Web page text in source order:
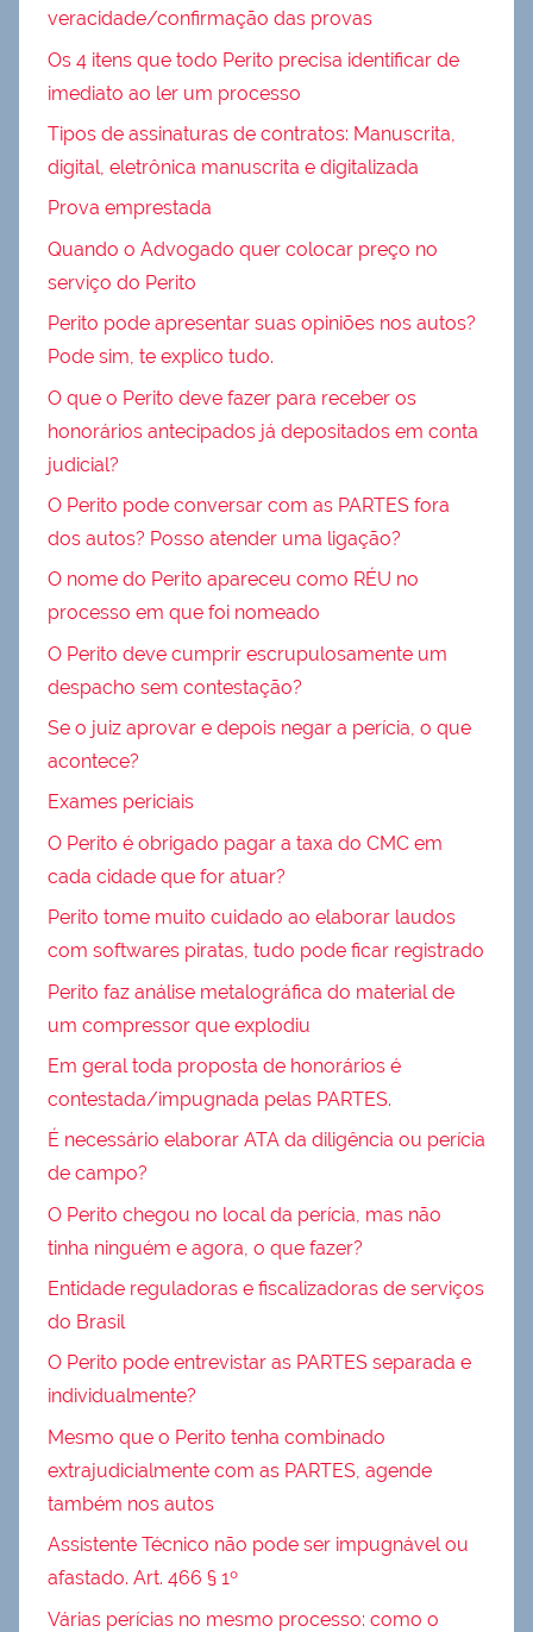
veracidade/confirmação das provas
Os 4 itens que todo Perito precisa identificar de
imediato ao ler um processo
Tipos de assinaturas de contratos: Manuscrita,
digital, eletrônica manuscrita e digitalizada
Prova emprestada
Quando o Advogado quer colocar preço no
serviço do Perito
Perito pode apresentar suas opiniões nos autos?
Pode sim, te explico tudo.
O que o Perito deve fazer para receber os
honorários antecipados já depositados em conta
judicial?
O Perito pode conversar com as PARTES fora
dos autos? Posso atender uma ligação?
O nome do Perito apareceu como RÉU no
processo em que foi nomeado
O Perito deve cumprir escrupulosamente um
despacho sem contestação?
Se o juiz aprovar e depois negar a perícia, o que
acontece?
Exames periciais
O Perito é obrigado pagar a taxa do CMC em
cada cidade que for atuar?
Perito tome muito cuidado ao elaborar laudos
com softwares piratas, tudo pode ficar registrado
Perito faz análise metalográfica do material de
um compressor que explodiu
Em geral toda proposta de honorários é
contestada/impugnada pelas PARTES.
É necessário elaborar ATA da diligência ou perícia
de campo?
O Perito chegou no local da perícia, mas não
tinha ninguém e agora, o que fazer?
Entidade reguladoras e fiscalizadoras de serviços
do Brasil
O Perito pode entrevistar as PARTES separada e
individualmente?
Mesmo que o Perito tenha combinado
extrajudicialmente com as PARTES, agende
também nos autos
Assistente Técnico não pode ser impugnável ou
afastado. Art. 466 § 1º
Várias perícias no mesmo processo: como o